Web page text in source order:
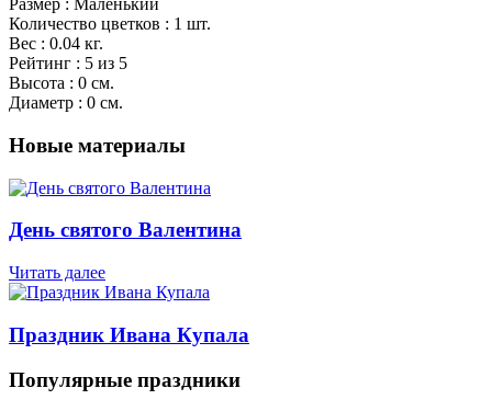
Размер : Маленький
Количество цветков : 1 шт.
Вес : 0.04 кг.
Рейтинг : 5 из 5
Высота : 0 см.
Диаметр : 0 см.
Новые материалы
День святого Валентина
Читать далее
Праздник Ивана Купала
Популярные праздники